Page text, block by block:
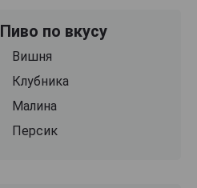
Пиво по вкусу
Вишня
Клубника
Малина
Персик